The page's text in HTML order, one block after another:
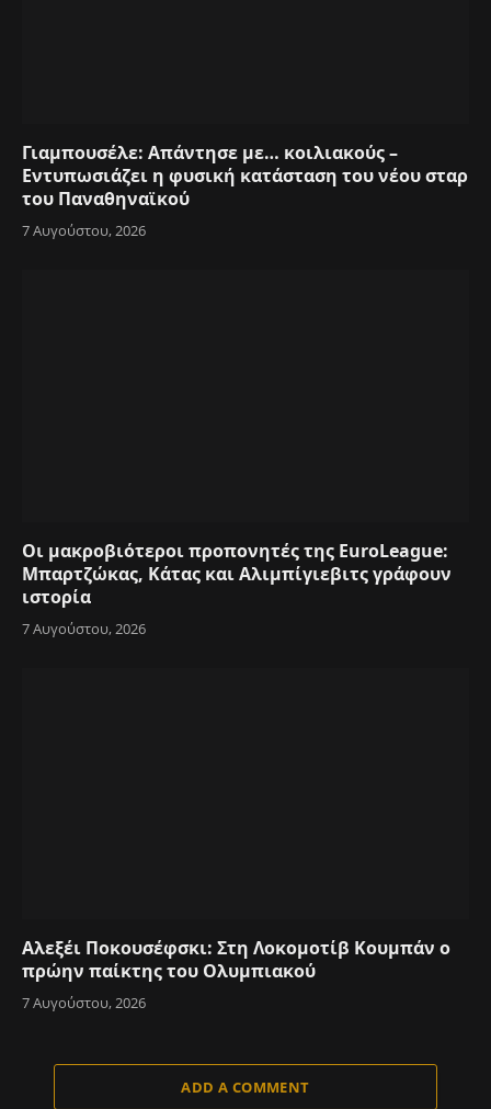
Γιαμπουσέλε: Απάντησε με… κοιλιακούς –
Εντυπωσιάζει η φυσική κατάσταση του νέου σταρ
του Παναθηναϊκού
7 Αυγούστου, 2026
Οι μακροβιότεροι προπονητές της EuroLeague:
Μπαρτζώκας, Κάτας και Αλιμπίγιεβιτς γράφουν
ιστορία
7 Αυγούστου, 2026
Αλεξέι Ποκουσέφσκι: Στη Λοκομοτίβ Κουμπάν ο
πρώην παίκτης του Ολυμπιακού
7 Αυγούστου, 2026
ADD A COMMENT